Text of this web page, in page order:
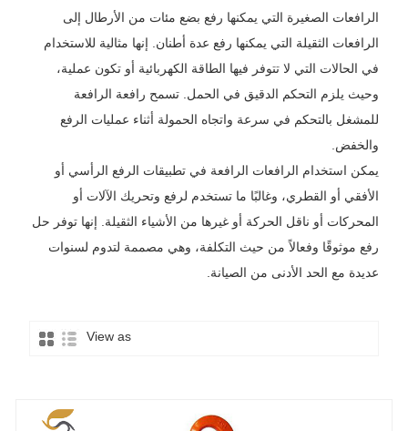
الرافعات الصغيرة التي يمكنها رفع بضع مئات من الأرطال إلى
الرافعات الثقيلة التي يمكنها رفع عدة أطنان. إنها مثالية للاستخدام
في الحالات التي لا تتوفر فيها الطاقة الكهربائية أو تكون عملية،
وحيث يلزم التحكم الدقيق في الحمل. تسمح رافعة الرافعة
للمشغل بالتحكم في سرعة واتجاه الحمولة أثناء عمليات الرفع
والخفض.
يمكن استخدام الرافعات الرافعة في تطبيقات الرفع الرأسي أو
الأفقي أو القطري، وغالبًا ما تستخدم لرفع وتحريك الآلات أو
المحركات أو ناقل الحركة أو غيرها من الأشياء الثقيلة. إنها توفر حل
رفع موثوقًا وفعالاً من حيث التكلفة، وهي مصممة لتدوم لسنوات
عديدة مع الحد الأدنى من الصيانة.
View as